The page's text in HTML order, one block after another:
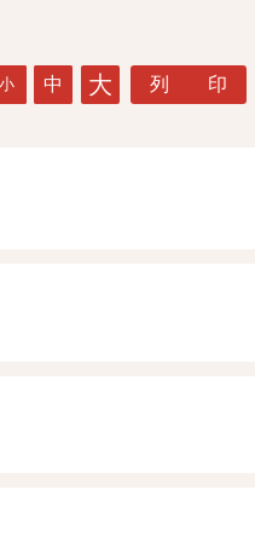
小 中 大 列 印